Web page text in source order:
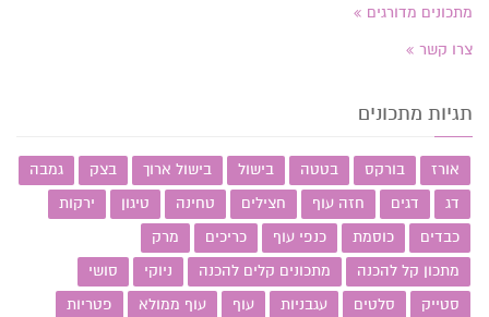
מתכונים מדורגים
צרו קשר
תגיות מתכונים
אורז בורקס בטטה בישול בישול ארוך בצק
גמבה
דג
דגים חזה עוף חצילים טחינה טיגון
ירקות
כבדים
כוסמת כנפי עוף כריכים
מרק
מתכון קל להכנה
מתכונים קלים להכנה ניוקי
סושי
סטייק
סלטים עגבניות עוף עוף ממולא
פטריות